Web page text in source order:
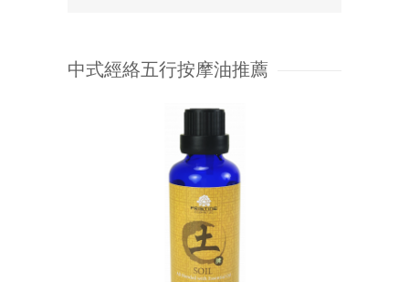
中式經絡五行按摩油推薦